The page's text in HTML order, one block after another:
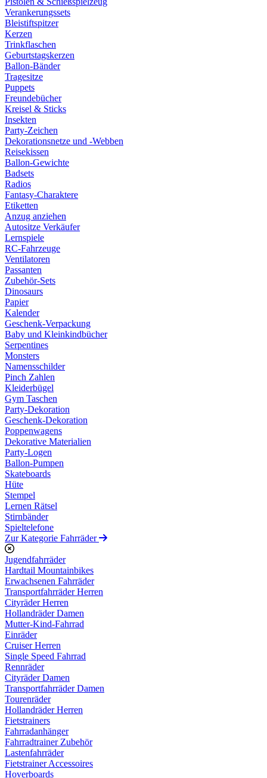
Verankerungssets
Bleistiftspitzer
Kerzen
Trinkflaschen
Geburtstagskerzen
Ballon-Bänder
Tragesitze
Puppets
Freundebücher
Kreisel & Sticks
Insekten
Party-Zeichen
Dekorationsnetze und -Webben
Reisekissen
Ballon-Gewichte
Badsets
Radios
Fantasy-Charaktere
Etiketten
Anzug anziehen
Autositze Verkäufer
Lernspiele
RC-Fahrzeuge
Ventilatoren
Passanten
Zubehör-Sets
Dinosaurs
Papier
Kalender
Geschenk-Verpackung
Baby und Kleinkindbücher
Serpentines
Monsters
Namensschilder
Pinch Zahlen
Kleiderbügel
Gym Taschen
Party-Dekoration
Geschenk-Dekoration
Poppenwagens
Dekorative Materialien
Party-Logen
Ballon-Pumpen
Skateboards
Hüte
Stempel
Lernen Rätsel
Stirnbänder
Spieltelefone
Zur Kategorie Fahrräder
Jugendfahrräder
Hardtail Mountainbikes
Erwachsenen Fahrräder
Transportfahrräder Herren
Cityräder Herren
Hollandräder Damen
Mutter-Kind-Fahrrad
Einräder
Cruiser Herren
Single Speed Fahrrad
Rennräder
Cityräder Damen
Transportfahrräder Damen
Tourenräder
Hollandräder Herren
Fietstrainers
Fahrradanhänger
Fahrradtrainer Zubehör
Lastenfahrräder
Fietstrainer Accessoires
Hoverboards